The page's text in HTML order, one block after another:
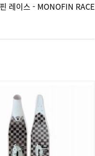
레이스 - MONOFIN RACE